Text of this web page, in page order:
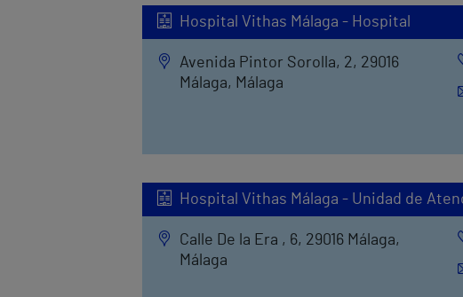
Hospital Vithas Málaga - Hospital
Avenida Pintor Sorolla, 2, 29016
Málaga, Málaga
Hospital Vithas Málaga - Unidad de
Calle De la Era , 6, 29016 Málaga,
Málaga